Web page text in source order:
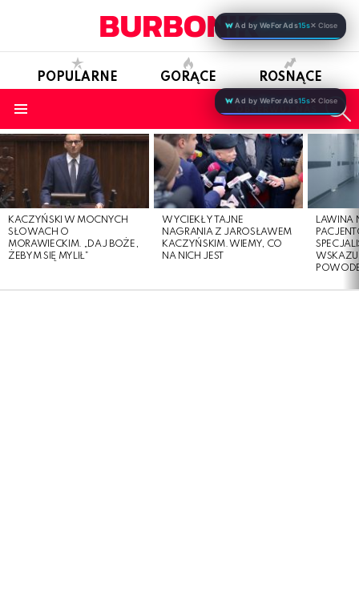
POPULARNE GORĄCE ROSNĄCE
LATEST
KACZYŃSKI W MOCNYCH
SŁOWACH O
MORAWIECKIM. „DAJ BOŻE,
ŻEBYM SIĘ MYLIŁ”
WYCIEKŁY TAJNE
NAGRANIA Z JAROSŁAWEM
KACZYŃSKIM. WIEMY, CO
NA NICH JEST
LAWINA
Ad by WeForAds15s✕ Close
Ad by WeForAds15s✕ Close